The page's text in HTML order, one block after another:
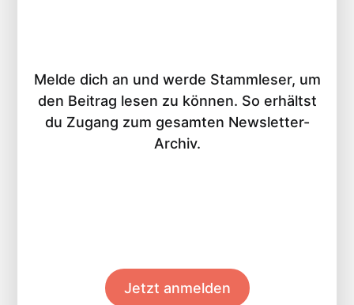
Melde dich an und werde Stammleser, um
den Beitrag lesen zu können. So erhältst
du Zugang zum gesamten Newsletter-
Archiv.
Jetzt anmelden